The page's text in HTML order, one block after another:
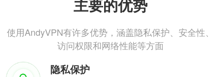
主要的优势
使用AndyVPN有许多优势，涵盖隐私保护、安全性、
访问权限和网络性能等方面
隐私保护